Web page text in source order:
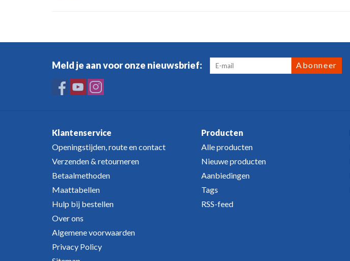
Meld je aan voor onze nieuwsbrief: Abonneer
Klantenservice
Openingstijden, route en contact
Verzenden & retourneren
Betaalmethoden
Maattabellen
Hulp bij bestellen
Over ons
Algemene voorwaarden
Privacy Policy
Producten
Alle producten
Nieuwe producten
Aanbiedingen
Tags
RSS-feed